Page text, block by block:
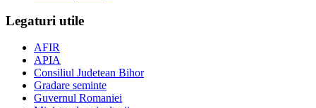
Legaturi utile
AFIR
APIA
Consiliul Judetean Bihor
Gradare seminte
Guvernul Romaniei